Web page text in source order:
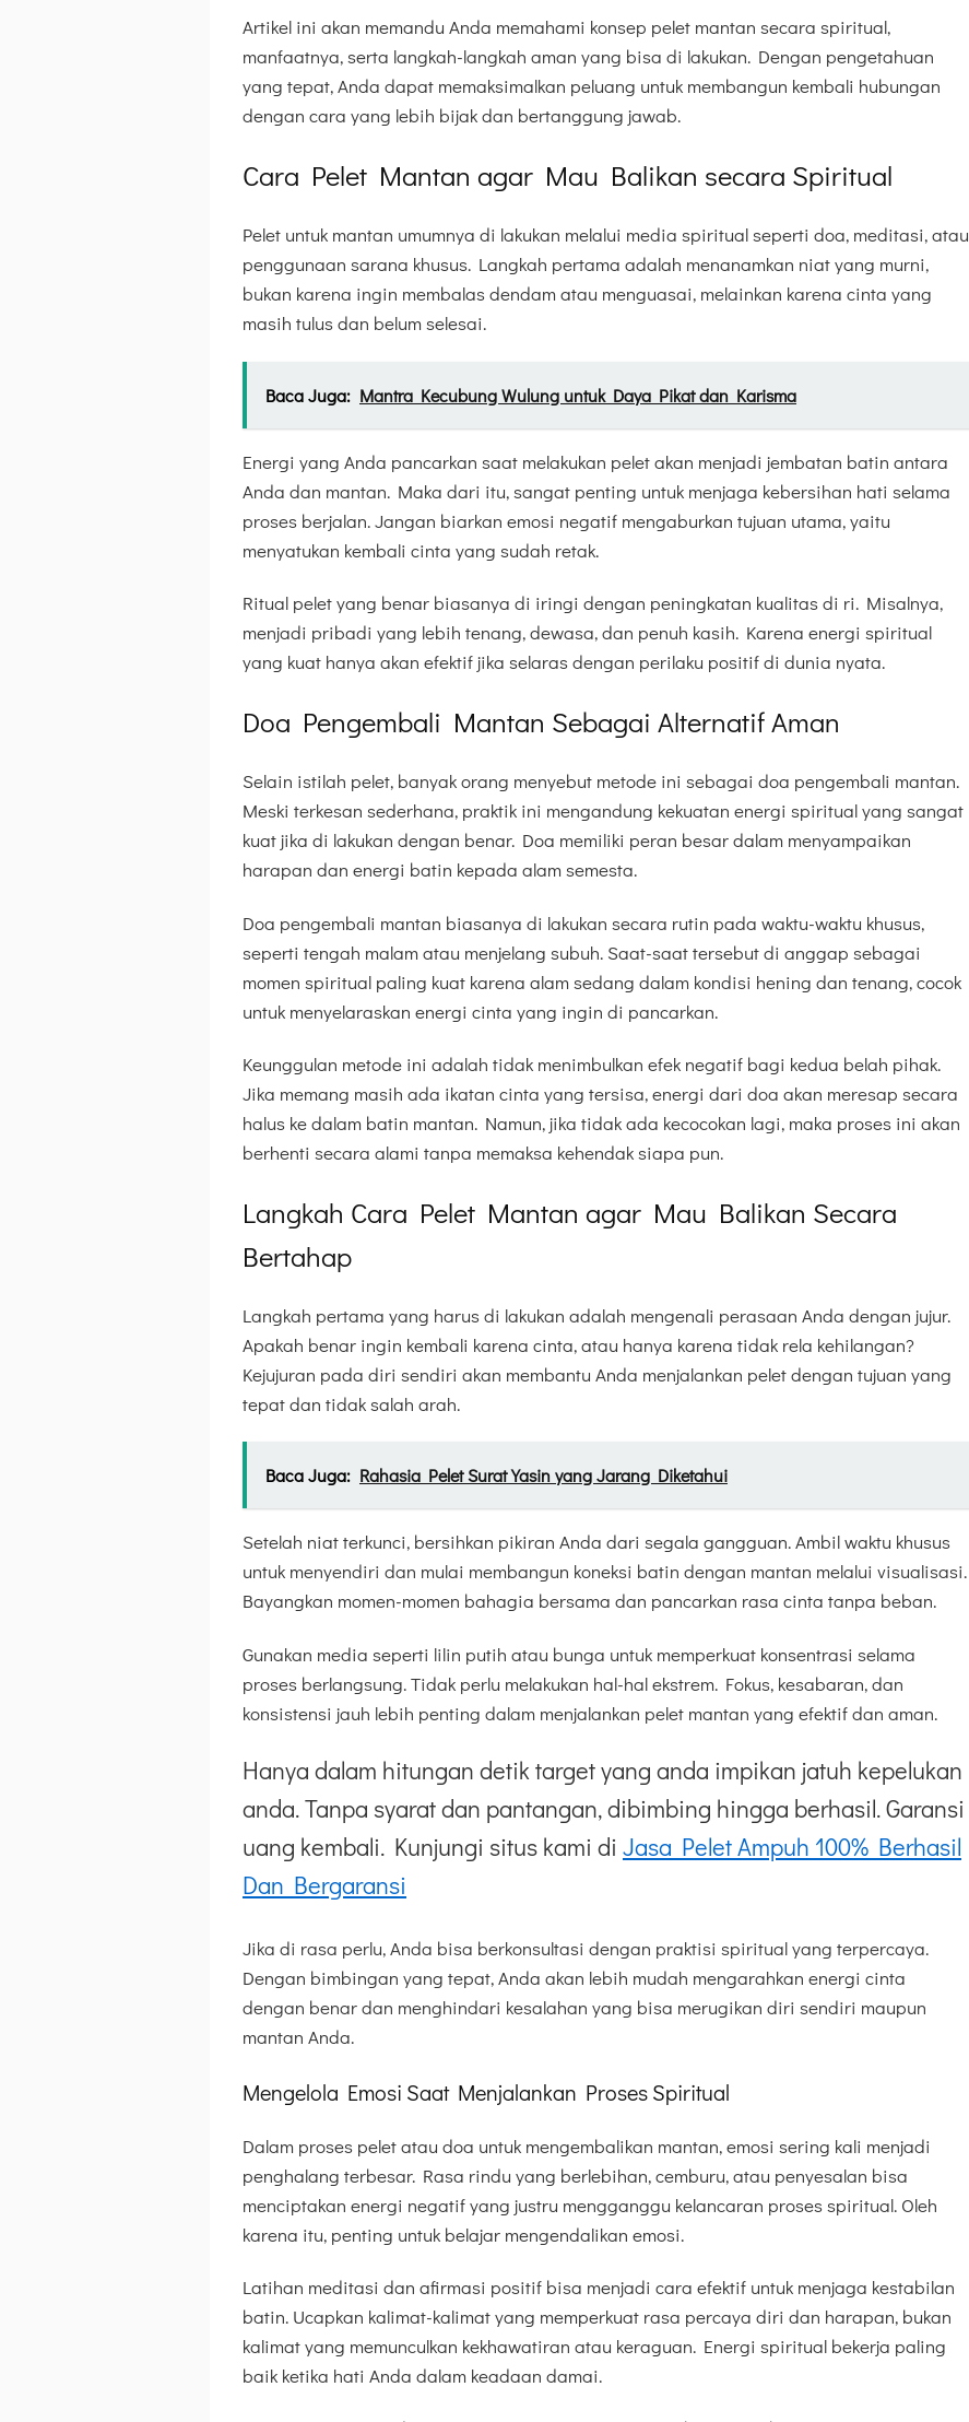
Artikel ini akan memandu Anda memahami konsep pelet mantan secara spiritual,
manfaatnya, serta langkah-langkah aman yang bisa di lakukan. Dengan pengetahuan
yang tepat, Anda dapat memaksimalkan peluang untuk membangun kembali hubungan
dengan cara yang lebih bijak dan bertanggung jawab.
Cara Pelet Mantan agar Mau Balikan secara Spiritual
Pelet untuk mantan umumnya di lakukan melalui media spiritual seperti doa, meditasi, atau
penggunaan sarana khusus. Langkah pertama adalah menanamkan niat yang murni,
bukan karena ingin membalas dendam atau menguasai, melainkan karena cinta yang
masih tulus dan belum selesai.
Baca Juga: Mantra Kecubung Wulung untuk Daya Pikat dan Karisma
Energi yang Anda pancarkan saat melakukan pelet akan menjadi jembatan batin antara
Anda dan mantan. Maka dari itu, sangat penting untuk menjaga kebersihan hati selama
proses berjalan. Jangan biarkan emosi negatif mengaburkan tujuan utama, yaitu
menyatukan kembali cinta yang sudah retak.
Ritual pelet yang benar biasanya di iringi dengan peningkatan kualitas di ri. Misalnya,
menjadi pribadi yang lebih tenang, dewasa, dan penuh kasih. Karena energi spiritual
yang kuat hanya akan efektif jika selaras dengan perilaku positif di dunia nyata.
Doa Pengembali Mantan Sebagai Alternatif Aman
Selain istilah pelet, banyak orang menyebut metode ini sebagai doa pengembali mantan.
Meski terkesan sederhana, praktik ini mengandung kekuatan energi spiritual yang sangat
kuat jika di lakukan dengan benar. Doa memiliki peran besar dalam menyampaikan
harapan dan energi batin kepada alam semesta.
Doa pengembali mantan biasanya di lakukan secara rutin pada waktu-waktu khusus,
seperti tengah malam atau menjelang subuh. Saat-saat tersebut di anggap sebagai
momen spiritual paling kuat karena alam sedang dalam kondisi hening dan tenang, cocok
untuk menyelaraskan energi cinta yang ingin di pancarkan.
Keunggulan metode ini adalah tidak menimbulkan efek negatif bagi kedua belah pihak.
Jika memang masih ada ikatan cinta yang tersisa, energi dari doa akan meresap secara
halus ke dalam batin mantan. Namun, jika tidak ada kecocokan lagi, maka proses ini akan
berhenti secara alami tanpa memaksa kehendak siapa pun.
Langkah Cara Pelet Mantan agar Mau Balikan Secara
Bertahap
Langkah pertama yang harus di lakukan adalah mengenali perasaan Anda dengan jujur.
Apakah benar ingin kembali karena cinta, atau hanya karena tidak rela kehilangan?
Kejujuran pada diri sendiri akan membantu Anda menjalankan pelet dengan tujuan yang
tepat dan tidak salah arah.
Baca Juga: Rahasia Pelet Surat Yasin yang Jarang Diketahui
Setelah niat terkunci, bersihkan pikiran Anda dari segala gangguan. Ambil waktu khusus
untuk menyendiri dan mulai membangun koneksi batin dengan mantan melalui visualisasi.
Bayangkan momen-momen bahagia bersama dan pancarkan rasa cinta tanpa beban.
Gunakan media seperti lilin putih atau bunga untuk memperkuat konsentrasi selama
proses berlangsung. Tidak perlu melakukan hal-hal ekstrem. Fokus, kesabaran, dan
konsistensi jauh lebih penting dalam menjalankan pelet mantan yang efektif dan aman.
Hanya dalam hitungan detik target yang anda impikan jatuh kepelukan
anda. Tanpa syarat dan pantangan, dibimbing hingga berhasil. Garansi
uang kembali. Kunjungi situs kami di Jasa Pelet Ampuh 100% Berhasil
Dan Bergaransi
Jika di rasa perlu, Anda bisa berkonsultasi dengan praktisi spiritual yang terpercaya.
Dengan bimbingan yang tepat, Anda akan lebih mudah mengarahkan energi cinta
dengan benar dan menghindari kesalahan yang bisa merugikan diri sendiri maupun
mantan Anda.
Mengelola Emosi Saat Menjalankan Proses Spiritual
Dalam proses pelet atau doa untuk mengembalikan mantan, emosi sering kali menjadi
penghalang terbesar. Rasa rindu yang berlebihan, cemburu, atau penyesalan bisa
menciptakan energi negatif yang justru mengganggu kelancaran proses spiritual. Oleh
karena itu, penting untuk belajar mengendalikan emosi.
Latihan meditasi dan afirmasi positif bisa menjadi cara efektif untuk menjaga kestabilan
batin. Ucapkan kalimat-kalimat yang memperkuat rasa percaya diri dan harapan, bukan
kalimat yang memunculkan kekhawatiran atau keraguan. Energi spiritual bekerja paling
baik ketika hati Anda dalam keadaan damai.